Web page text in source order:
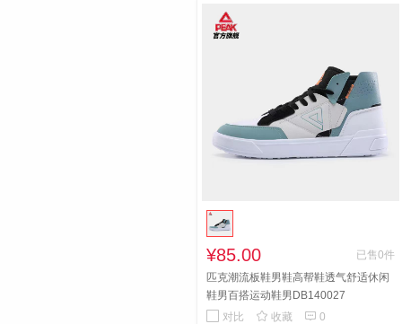
¥85.00
已售0件
匹克潮流板鞋男鞋高帮鞋透气舒适休闲
鞋男百搭运动鞋男DB140027
对比
 收藏  0